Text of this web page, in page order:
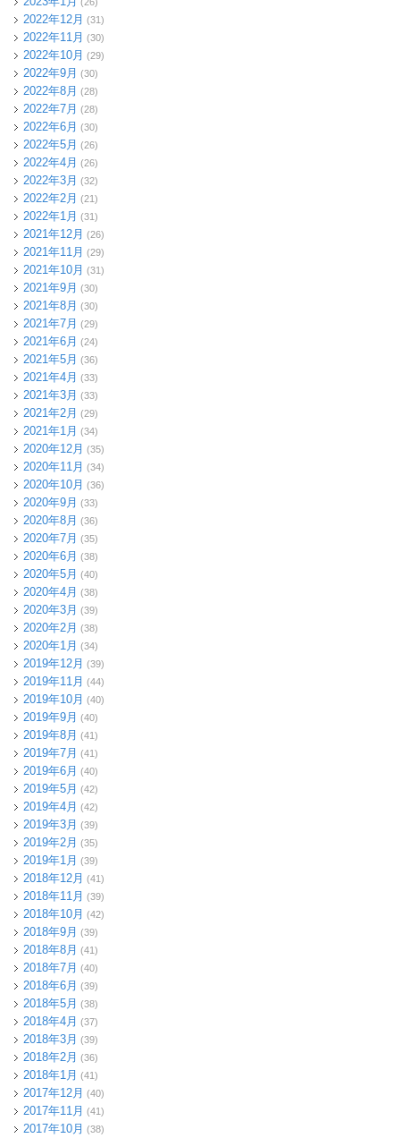
2022年12月 (31)
2022年11月 (30)
2022年10月 (29)
2022年9月 (30)
2022年8月 (28)
2022年7月 (28)
2022年6月 (30)
2022年5月 (26)
2022年4月 (26)
2022年3月 (32)
2022年2月 (21)
2022年1月 (31)
2021年12月 (26)
2021年11月 (29)
2021年10月 (31)
2021年9月 (30)
2021年8月 (30)
2021年7月 (29)
2021年6月 (24)
2021年5月 (36)
2021年4月 (33)
2021年3月 (33)
2021年2月 (29)
2021年1月 (34)
2020年12月 (35)
2020年11月 (34)
2020年10月 (36)
2020年9月 (33)
2020年8月 (36)
2020年7月 (35)
2020年6月 (38)
2020年5月 (40)
2020年4月 (38)
2020年3月 (39)
2020年2月 (38)
2020年1月 (34)
2019年12月 (39)
2019年11月 (44)
2019年10月 (40)
2019年9月 (40)
2019年8月 (41)
2019年7月 (41)
2019年6月 (40)
2019年5月 (42)
2019年4月 (42)
2019年3月 (39)
2019年2月 (35)
2019年1月 (39)
2018年12月 (41)
2018年11月 (39)
2018年10月 (42)
2018年9月 (39)
2018年8月 (41)
2018年7月 (40)
2018年6月 (39)
2018年5月 (38)
2018年4月 (37)
2018年3月 (39)
2018年2月 (36)
2018年1月 (41)
2017年12月 (40)
2017年11月 (41)
2017年10月 (38)